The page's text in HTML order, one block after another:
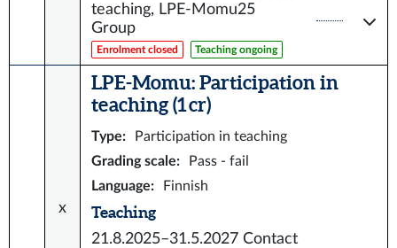
teaching, LPE-Momu25
Group
Enrolment closed Teaching ongoing
x
LPE-Momu: Participation in
teaching (1 cr)
Type:
Participation in teaching
Grading scale:
Pass - fail
Language: Finnish
Teaching
21.8.2025–31.5.2027 Contact